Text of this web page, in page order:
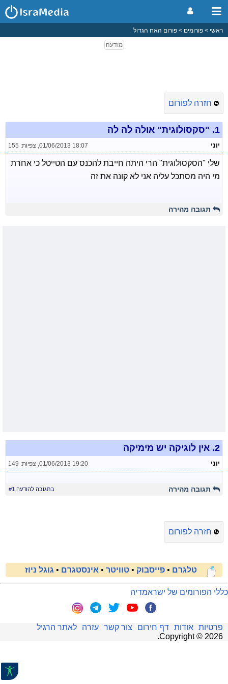
ראשי פורומים פורום האח הגדול
חזרה לפורום
1. "סקסולוגית" אולה לה לה
יוני 01/06/2013 18:07
, צפיות: 155
שלי "הסקסולוגית" הרי היתה חייבת להכנס עם הטייטל כי אחרת
מי היה מסתכל עליה אני לא קונה את זה
תגובה מהירה
2. אין לוגיקה יש מימיקה
יוני 01/06/2013 19:20
, צפיות: 149
תגובה מהירה בתגובה להודעה #1
חזרה לפורום
טלגרם • פייסבוק • טוויטר • אינסטגרם • גוגל ניוז
כללי הפורומים של ישראמדיה
פרטיות אודות דף חירום צור קשר עזרה
לאתר הרגיל
Copyright © 2026
.